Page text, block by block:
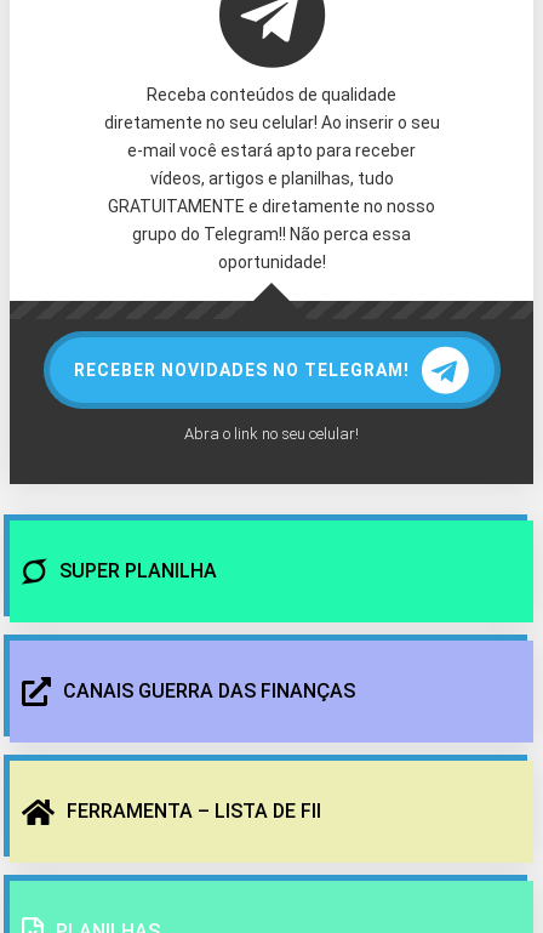
Receba conteúdos de qualidade
diretamente no seu celular! Ao inserir o seu
e-mail você estará apto para receber
vídeos, artigos e planilhas, tudo
GRATUITAMENTE e diretamente no nosso
grupo do Telegram!! Não perca essa
oportunidade!
RECEBER NOVIDADES NO TELEGRAM!
Abra o link no seu celular!
SUPER PLANILHA
CANAIS GUERRA DAS FINANÇAS
FERRAMENTA – LISTA DE FII